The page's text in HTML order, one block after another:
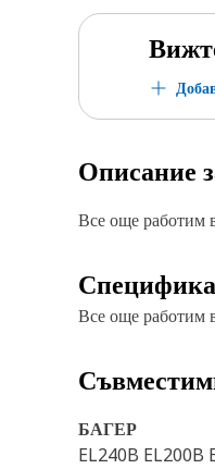
Описание
Все още работим
Все още работим
БАГЕР
EL240B EL200B